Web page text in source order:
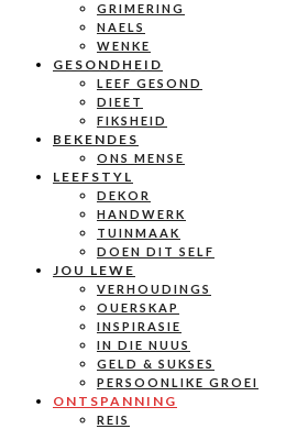
GRIMERING
NAELS
WENKE
GESONDHEID
LEEF GESOND
DIEET
FIKSHEID
BEKENDES
ONS MENSE
LEEFSTYL
DEKOR
HANDWERK
TUINMAAK
DOEN DIT SELF
JOU LEWE
VERHOUDINGS
OUERSKAP
INSPIRASIE
IN DIE NUUS
GELD & SUKSES
PERSOONLIKE GROEI
ONTSPANNING
REIS